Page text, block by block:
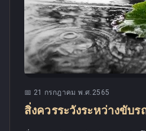
📅 21 กรกฎาคม พ.ศ.2565
สิ่งควรระวังระหว่างขับร